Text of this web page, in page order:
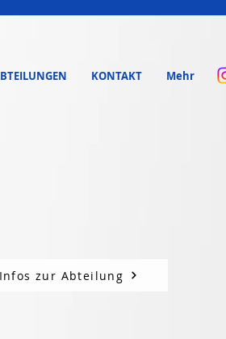
KONTAKT Mehr
Infos zur Abteilung